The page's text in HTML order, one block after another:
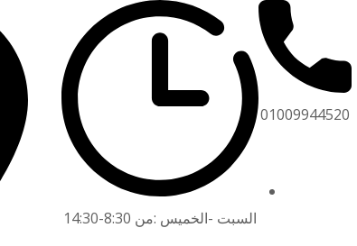
01009944520
السبت -الخميس :من 8:30-14:30